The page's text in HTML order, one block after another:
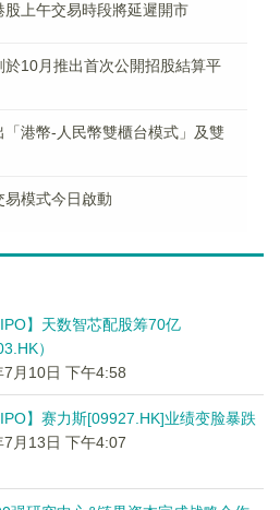
股上午交易時段將延遲開市
於10月推出首次公開招股結算平
「港幣-人民幣雙櫃台模式」及雙
模式今日啟動
IPO】天数智芯配股筹70亿
）
7月10日 下午4:58
IPO】赛力斯[09927.HK]业绩变脸暴跌
7月13日 下午4:07